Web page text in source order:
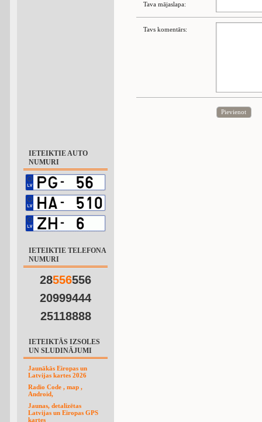
IETEIKTIE AUTO
NUMURI
IETEIKTIE TELEFONA
NUMURI
28556556
20999444
25118888
IETEIKTĀS IZSOLES
UN SLUDINĀJUMI
Jaunākās Eiropas un
Latvijas kartes 2026
Radio Code , map ,
Android,
Jaunas, detalizētas
Latvijas un Eiropas GPS
kartes
Tava mājaslapa:
Tavs komentārs:
Pievienot